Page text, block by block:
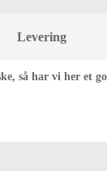
Levering
så har vi her et